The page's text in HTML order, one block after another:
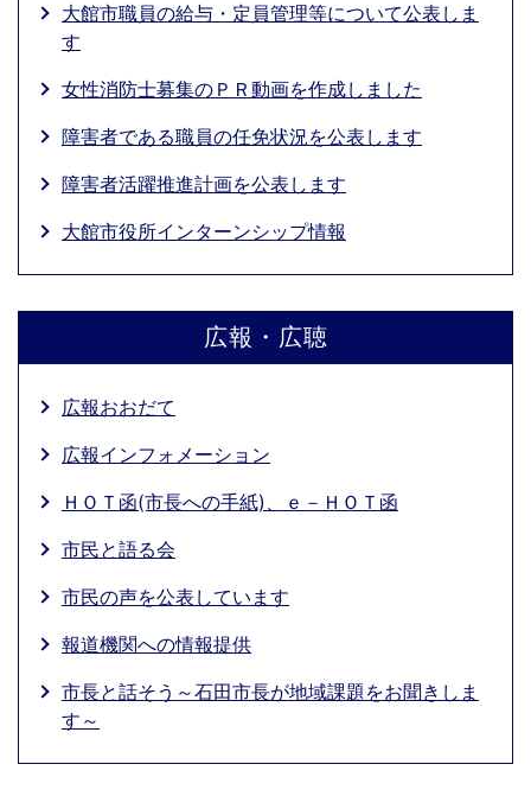
大館市職員の給与・定員管理等について公表しま
す
女性消防士募集のＰＲ動画を作成しました
障害者である職員の任免状況を公表します
障害者活躍推進計画を公表します
大館市役所インターンシップ情報
広報・広聴
広報おおだて
広報インフォメーション
ＨＯＴ函(市長への手紙)、ｅ－ＨＯＴ函
市民と語る会
市民の声を公表しています
報道機関への情報提供
市長と話そう～石田市長が地域課題をお聞きしま
す～